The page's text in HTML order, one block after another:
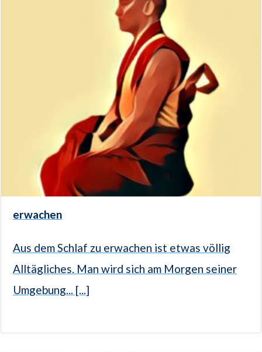
erwachen
Aus dem Schlaf zu erwachen ist etwas völlig
Alltägliches. Man wird sich am Morgen seiner
Umgebung... [...]